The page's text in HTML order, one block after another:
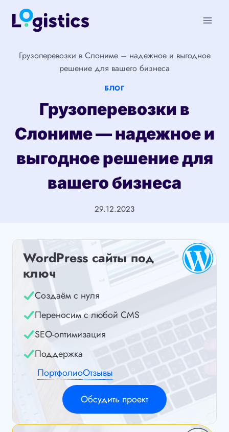
Перейти
Грузоперевозки в Слониме – надежное и выгодное
решение для вашего бизнеса
БЛОГ
Грузоперевозки в
Слониме — надежное и
выгодное решение для
вашего бизнеса
29.12.2023
WordPress сайты под
ключ
Создаём с нуля
Переносим с любой CMS
SEO-оптимизация
Поддержка
ПортфолиоОтзывы
Обсудить проект